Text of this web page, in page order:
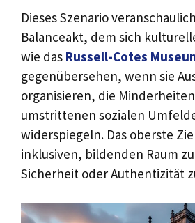
Dieses Szenario
Balanceakt, dem sich
wie das Russell-Cotes
gegenübersehen, wenn sie
organisieren, die
umstrittenen sozialen
widerspiegeln. Das oberste
inklusiven, bildenden Raum
Sicherheit oder Authentizität